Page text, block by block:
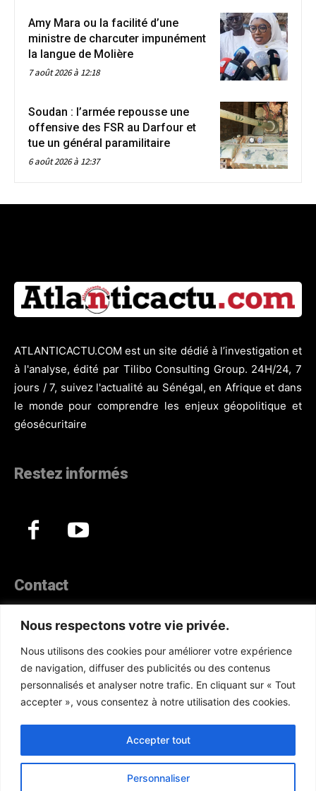
Nous respectons votre vie privée.
Nous utilisons des cookies pour améliorer votre expérience
de navigation, diffuser des publicités ou des contenus
personnalisés et analyser notre trafic. En cliquant sur « Tout
accepter », vous consentez à notre utilisation des cookies.
Personnaliser
Accepter tout
Amy Mara ou la facilité d’une
ministre de charcuter impunément
la langue de Molière
7 août 2026 à 12:18
Soudan : l’armée repousse une
offensive des FSR au Darfour et
tue un général paramilitaire
6 août 2026 à 12:37
ATLANTICACTU.COM est un site dédié à l’investigation et
à l'analyse, édité par Tilibo Consulting Group. 24H/24, 7
jours / 7, suivez l'actualité au Sénégal, en Afrique et dans
le monde pour comprendre les enjeux géopolitique et
géosécuritaire
Restez informés
Contact
Téléphone :(+221) 70 330 86 87‬
WhatsApp : (+33) 6 52 17 85 46
E-mail : redaction@atlanticactu.com
E-mail : commercial@atlanticactu.com
Nous écrire Qui sommes-nous ?